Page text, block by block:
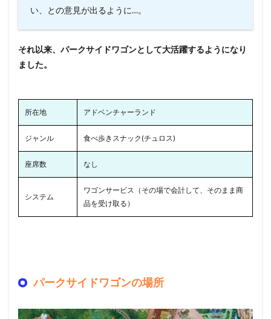
い、との意見が出るように…。
それ以来、パークサイドワゴンとして大活躍するようになり
ました。
所在地 アドベンチャーランド
ジャンル 食べ歩きスナック(チュロス)
座席数 なし
システム
ワゴンサービス（その場で会計して、そのまま商
品を受け取る）
パークサイドワゴンの場所